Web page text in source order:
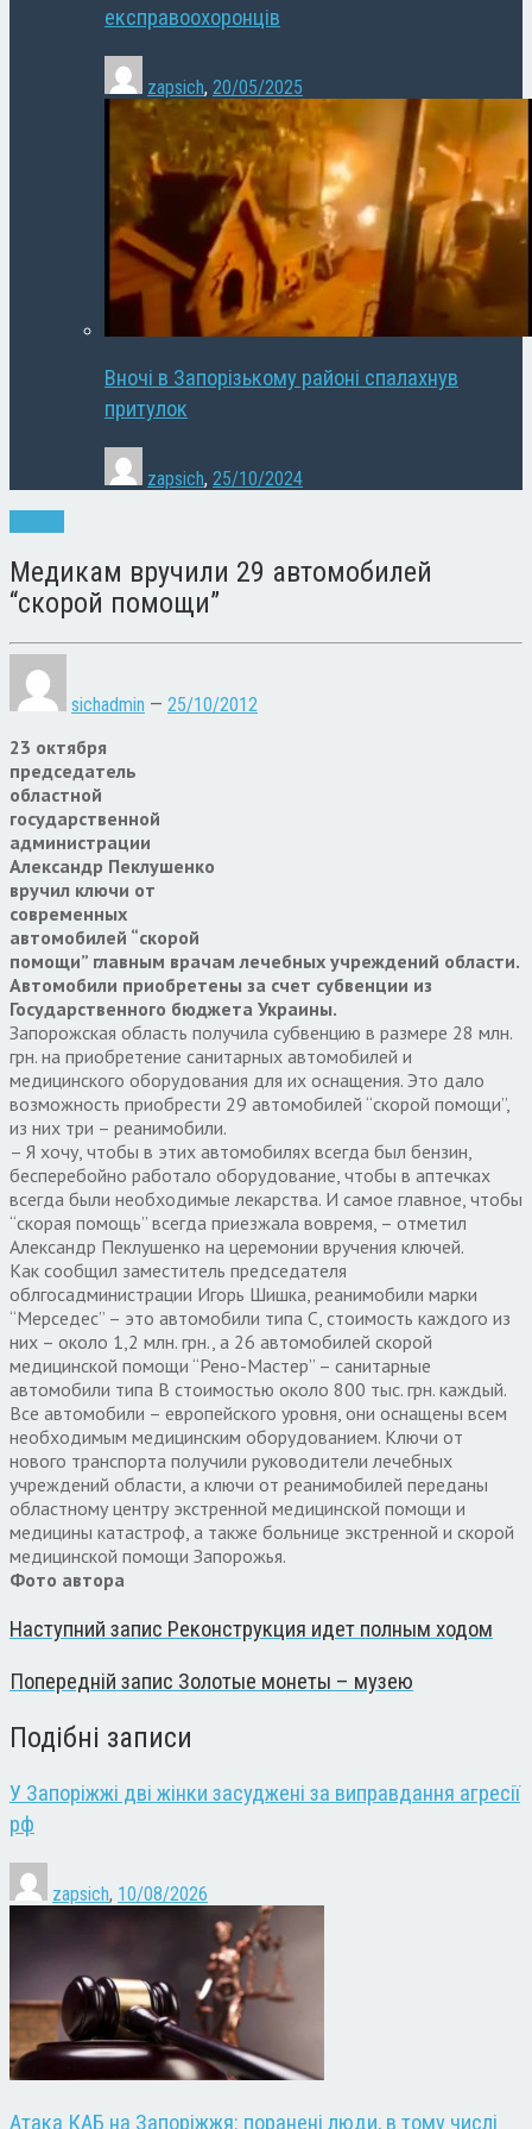
експравоохоронців
zapsich, 20/05/2025
Вночі в Запорізькому районі спалахнув
притулок
zapsich, 25/10/2024
Медикам вручили 29 автомобилей
“скорой помощи”
sichadmin — 25/10/2012
23 октября
председатель
областной
государственной
администрации
Александр Пеклушенко
вручил ключи от
современных
автомобилей “скорой
помощи” главным врачам лечебных учреждений области.
Автомобили приобретены за счет субвенции из
Государственного бюджета Украины.
Запорожская область получила субвенцию в размере 28 млн.
грн. на приобретение санитарных автомобилей и
медицинского оборудования для их оснащения. Это дало
возможность приобрести 29 автомобилей “скорой помощи”,
из них три – реанимобили.
– Я хочу, чтобы в этих автомобилях всегда был бензин,
бесперебойно работало оборудование, чтобы в аптечках
всегда были необходимые лекарства. И самое главное, чтобы
“скорая помощь” всегда приезжала вовремя, – отметил
Александр Пеклушенко на церемонии вручения ключей.
Как сообщил заместитель председателя
облгосадминистрации Игорь Шишка, реанимобили марки
“Мерседес” – это автомобили типа С, стоимость каждого из
них – около 1,2 млн. грн., а 26 автомобилей скорой
медицинской помощи “Рено-Мастер” – санитарные
автомобили типа В стоимостью около 800 тыс. грн. каждый.
Все автомобили – европейского уровня, они оснащены всем
необходимым медицинским оборудованием. Ключи от
нового транспорта получили руководители лечебных
учреждений области, а ключи от реанимобилей переданы
областному центру экстренной медицинской помощи и
медицины катастроф, а также больнице экстренной и скорой
медицинской помощи Запорожья.
Фото автора
Наступний запис Реконструкция идет полным ходом
Попередній запис Золотые монеты – музею
Подібні записи
У Запоріжжі дві жінки засуджені за виправдання агресії
рф
zapsich, 10/08/2026
Атака КАБ на Запоріжжя: поранені люди, в тому числі